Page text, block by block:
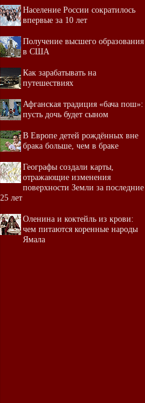
Население России сократилось
впервые за 10 лет
Получение высшего образования
в США
Как зарабатывать на
путешествиях
Афганская традиция «бача пош»:
пусть дочь будет сыном
В Европе детей рождённых вне
брака больше, чем в браке
Географы создали карты,
отражающие изменения
поверхности Земли за последние
25 лет
Оленина и коктейль из крови:
чем питаются коренные народы
Ямала